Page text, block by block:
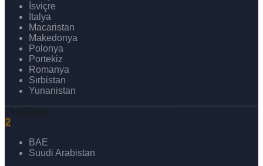
İsviçre
İtalya
Macaristan
Makedonya
Polonya
Portekiz
Romanya
Sırbistan
Yunanistan
Orta Doğu
2
BAE
Suudi Arabistan